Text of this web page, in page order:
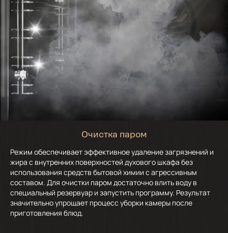
Очистка паром
Режим обеспечивает эффективное удаление загрязнений и
жира с внутренних поверхностей духового шкафа без
использования средств бытовой химии с агрессивным
составом. Для очистки паром достаточно влить воду в
специальный резервуар и запустить программу. Результат
значительно упрощает процесс уборки камеры после
приготовления блюд.